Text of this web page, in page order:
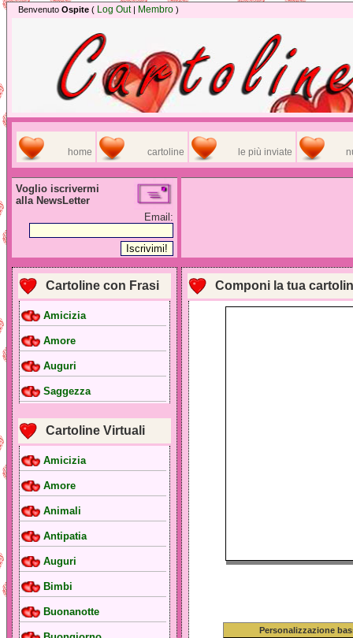
Benvenuto Ospite ( Log Out| Membro )
home cartoline le più inviate
Voglio iscrivermi
alla NewsLetter
Email:
Cartoline con Frasi
Amicizia
Amore
Auguri
Saggezza
Cartoline Virtuali
Amicizia
Amore
Animali
Antipatia
Auguri
Bimbi
Buonanotte
Componi la tua
Personalizzazione